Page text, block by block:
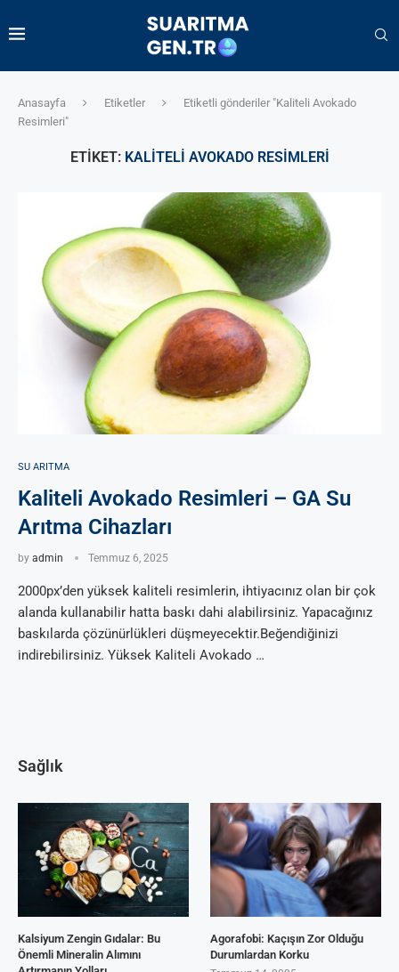
Anasayfa Etiketler
Etiketli gönderiler "Kaliteli Avokado
Resimleri"
ETIKET: KALITELI AVOKADO RESIMLERI
SU ARITMA
Kaliteli Avokado Resimleri – GA Su
Arıtma Cihazları
by admin Temmuz 6, 2025
2000px’den yüksek kaliteli resimlerin, ihtiyacınız olan bir çok
alanda kullanabilir hatta baskı dahi alabilirsiniz. Yapacağınız
baskılarda çözünürlükleri düşmeyecektir.Beğendiğinizi
indirebilirsiniz. Yüksek Kaliteli Avokado …
Sağlık
Kalsiyum Zengin Gıdalar: Bu
Önemli Mineralin Alımını
Agorafobi: Kaçışın Zor Olduğu
Durumlardan Korku